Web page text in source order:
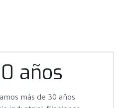
años
más de 30 años